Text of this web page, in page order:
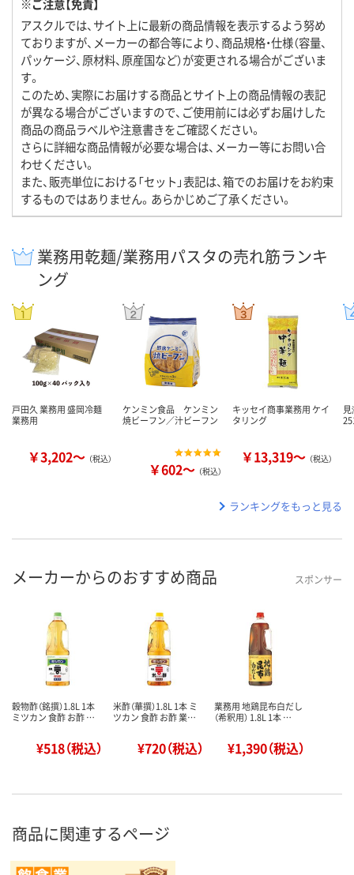
※ご注意【免責】
アスクルでは、サイト上に最新の商品情報を表示するよう努め
ておりますが、メーカーの都合等により、商品規格・仕様（容量、
パッケージ、原材料、原産国など）が変更される場合がございま
す。
このため、実際にお届けする商品とサイト上の商品情報の表記
が異なる場合がございますので、ご使用前には必ずお届けした
商品の商品ラベルや注意書きをご確認ください。
さらに詳細な商品情報が必要な場合は、メーカー等にお問い合
わせください。
また、販売単位における「セット」表記は、箱でのお届けをお約束
するものではありません。あらかじめご了承ください。
業務用乾麺/業務用パスタの売れ筋ランキ
ング
戸田久 業務用 盛岡冷麺
業務用
￥3,202～ （税込）
ケンミン食品 ケンミン
焼ビーフン／汁ビーフン
￥602～ （税込）
キッセイ商事業務用 ケイ
タリング
￥13,319～ （税込）
ランキングをもっと見る
メーカーからのおすすめ商品 スポンサー
穀物酢（銘撰）1.8L 1本
ミツカン 食酢 お酢 …
¥518（税込）
米酢（華撰）1.8L 1本 ミ
ツカン 食酢 お酢 業…
¥720（税込）
業務用 地鶏昆布白だし
（希釈用） 1.8L 1本 …
¥1,390（税込）
商品に関連するページ